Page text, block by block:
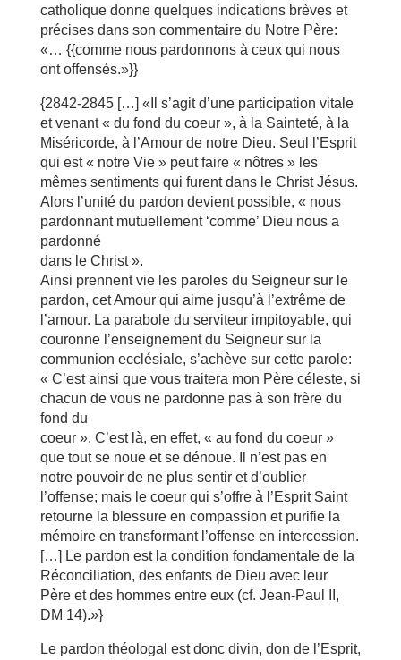
catholique donne quelques indications brèves et
précises dans son commentaire du Notre Père:
«… {{comme nous pardonnons à ceux qui nous
ont offensés.»}}
{2842-2845 […] «Il s’agit d’une participation vitale
et venant « du fond du coeur », à la Sainteté, à la
Miséricorde, à l’Amour de notre Dieu. Seul l’Esprit
qui est « notre Vie » peut faire « nôtres » les
mêmes sentiments qui furent dans le Christ Jésus.
Alors l’unité du pardon devient possible, « nous
pardonnant mutuellement ‘comme’ Dieu nous a
pardonné
dans le Christ ».
Ainsi prennent vie les paroles du Seigneur sur le
pardon, cet Amour qui aime jusqu’à l’extrême de
l’amour. La parabole du serviteur impitoyable, qui
couronne l’enseignement du Seigneur sur la
communion ecclésiale, s’achève sur cette parole:
« C’est ainsi que vous traitera mon Père céleste, si
chacun de vous ne pardonne pas à son frère du
fond du
coeur ». C’est là, en effet, « au fond du coeur »
que tout se noue et se dénoue. Il n’est pas en
notre pouvoir de ne plus sentir et d’oublier
l’offense; mais le coeur qui s’offre à l’Esprit Saint
retourne la blessure en compassion et purifie la
mémoire en transformant l’offense en intercession.
[…] Le pardon est la condition fondamentale de la
Réconciliation, des enfants de Dieu avec leur
Père et des hommes entre eux (cf. Jean-Paul II,
DM 14).»}
Le pardon théologal est donc divin, don de l’Esprit,